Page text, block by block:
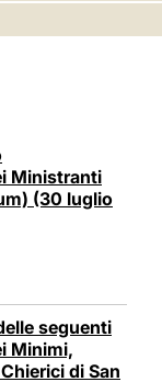
Ministranti
(30 luglio
seguenti
Minimi,
di San